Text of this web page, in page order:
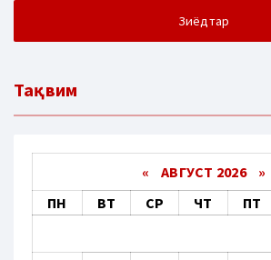
Зиёдтар
Тақвим
« АВГУСТ 2026 »
ПН
ВТ СР ЧТ ПТ